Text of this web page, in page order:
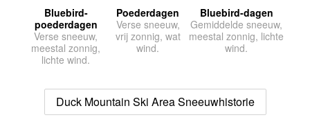
Bluebird-
poederdagen
Verse sneeuw,
meestal zonnig,
lichte wind.
Poederdagen
Verse sneeuw,
vrij zonnig, wat
wind.
Bluebird-dagen
Gemiddelde sneeuw,
meestal zonnig, lichte
wind.
Duck Mountain Ski Area Sneeuwhistorie